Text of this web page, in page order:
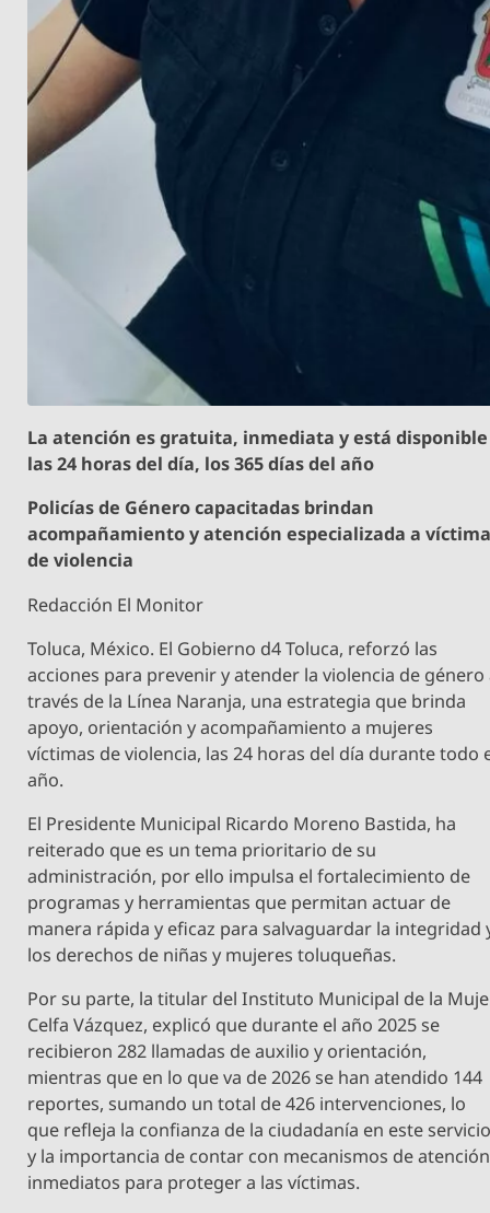
La atención es gratuita, inmediata y está disponible
las 24 horas del día, los 365 días del año
Policías de Género capacitadas brindan
acompañamiento y atención especializada a
de violencia
Redacción El Monitor
Toluca, México. El Gobierno d4 Toluca, reforzó las
acciones para prevenir y atender la violencia de género
través de la Línea Naranja, una estrategia que brinda
apoyo, orientación y acompañamiento a mujeres
víctimas de violencia, las 24 horas del día durante todo
año.
El Presidente Municipal Ricardo Moreno Bastida, ha
reiterado que es un tema prioritario de su
administración, por ello impulsa el fortalecimiento de
programas y herramientas que permitan actuar de
manera rápida y eficaz para salvaguardar la integridad
los derechos de niñas y mujeres toluqueñas.
Por su parte, la titular del Instituto Municipal de la
Celfa Vázquez, explicó que durante el año 2025 se
recibieron 282 llamadas de auxilio y orientación,
mientras que en lo que va de 2026 se han atendido 144
reportes, sumando un total de 426 intervenciones, lo
que refleja la confianza de la ciudadanía en este
y la importancia de contar con mecanismos de atención
inmediatos para proteger a las víctimas.